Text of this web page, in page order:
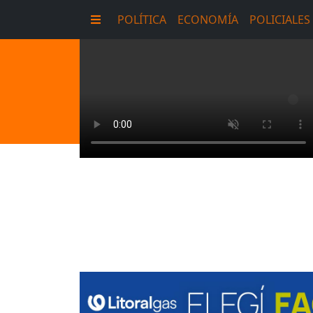
POLÍTICA ECONOMÍA POLICIALES